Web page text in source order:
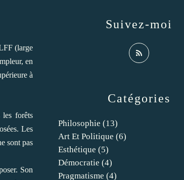
(large
en
à
les forêts
Les
sont pas
Son
Catégories
Philosophie (13)
Art Et Politique (6)
Esthétique (5)
Démocratie (4)
Pragmatisme (4)
Suivez-moi